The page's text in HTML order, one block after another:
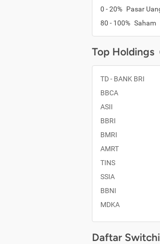
0 - 20% Pasar
80 - 100% Saham
Top Holdings
TD - BANK BRI
BBCA
ASII
BBRI
BMRI
AMRT
TINS
SSIA
BBNI
MDKA
Daftar